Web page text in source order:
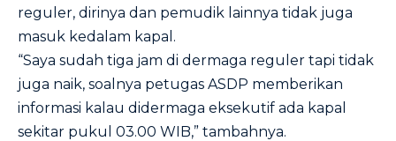
reguler, dirinya dan pemudik lainnya tidak juga
masuk kedalam kapal.
“Saya sudah tiga jam di dermaga reguler tapi tidak
juga naik, soalnya petugas ASDP memberikan
informasi kalau didermaga eksekutif ada kapal
sekitar pukul 03.00 WIB,” tambahnya.